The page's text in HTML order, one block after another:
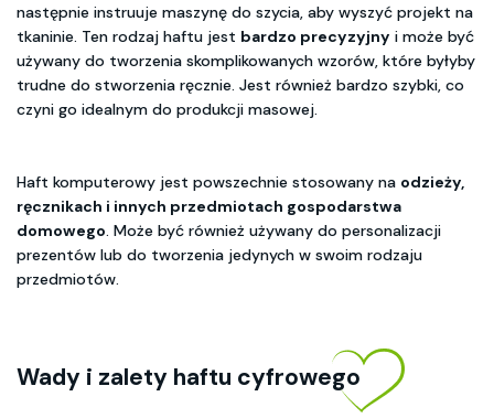
następnie instruuje maszynę do szycia, aby wyszyć projekt na
tkaninie. Ten rodzaj haftu jest bardzo precyzyjny i może być
używany do tworzenia skomplikowanych wzorów, które byłyby
trudne do stworzenia ręcznie. Jest również bardzo szybki, co
czyni go idealnym do produkcji masowej.
Haft komputerowy jest powszechnie stosowany na odzieży,
ręcznikach i innych przedmiotach gospodarstwa
domowego. Może być również używany do personalizacji
prezentów lub do tworzenia jedynych w swoim rodzaju
przedmiotów.
Wady i zalety haftu cyfrowego